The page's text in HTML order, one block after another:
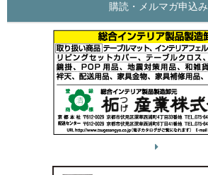
購読・メルマガ申込み